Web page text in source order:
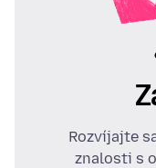
Rozvíjajte
znalosti s